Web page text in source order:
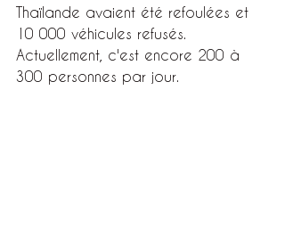
Thaïlande avaient été refoulées et
10 000 véhicules refusés.
Actuellement, c'est encore 200 à
300 personnes par jour.